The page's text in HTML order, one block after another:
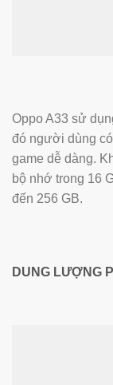
Oppo A33 sử
đó người dùng
game dễ dàng.
bộ nhớ trong 16
đến 256 GB.
DUNG LƯỢNG